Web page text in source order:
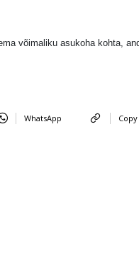
võimaliku asukoha kohta,
WhatsApp Copy